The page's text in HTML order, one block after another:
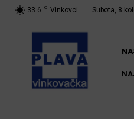
33.6 C Vinkovci Subota, 8